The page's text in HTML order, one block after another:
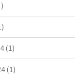
(1)
(1)